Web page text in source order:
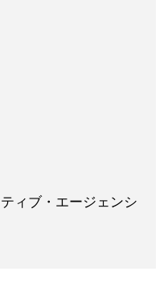
ィブ・エージェンシ